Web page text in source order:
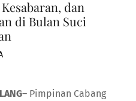
dan
di Bulan Suci
– Pimpinan Cabang